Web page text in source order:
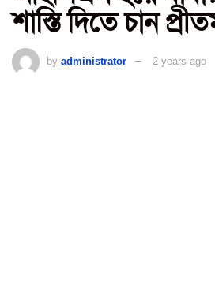
শাস্তি দিতে চান
by administrator 2 years ago